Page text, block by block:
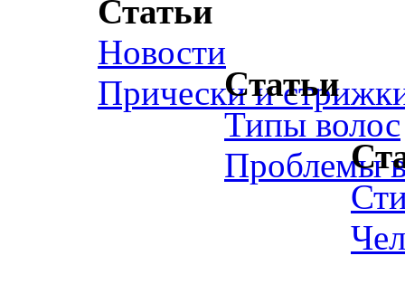
Статьи
Новости
Прически иСтатьи
Типы волос
Проблемы